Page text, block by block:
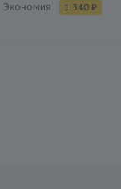
Экономия 1 340 ₽